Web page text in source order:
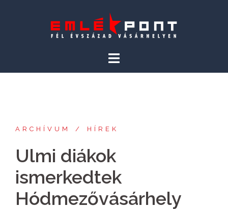
ARCHÍVUM HÍREK
Ulmi diákok
ismerkedtek
Hódmezővásárhely